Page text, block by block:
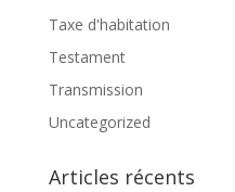
Taxe d'habitation
Testament
Transmission
Uncategorized
Articles récents